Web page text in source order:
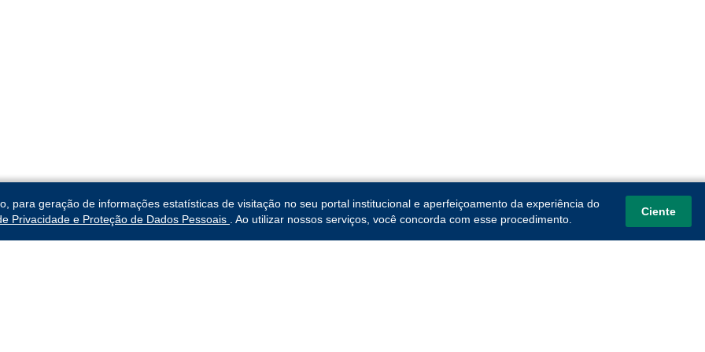
para geração de informações estatísticas de visitação no seu portal institucional e aperfeiçoamento da experiência do
Privacidade e Proteção de Dados Pessoais . Ao utilizar nossos serviços, você concorda com esse procedimento.
Ciente